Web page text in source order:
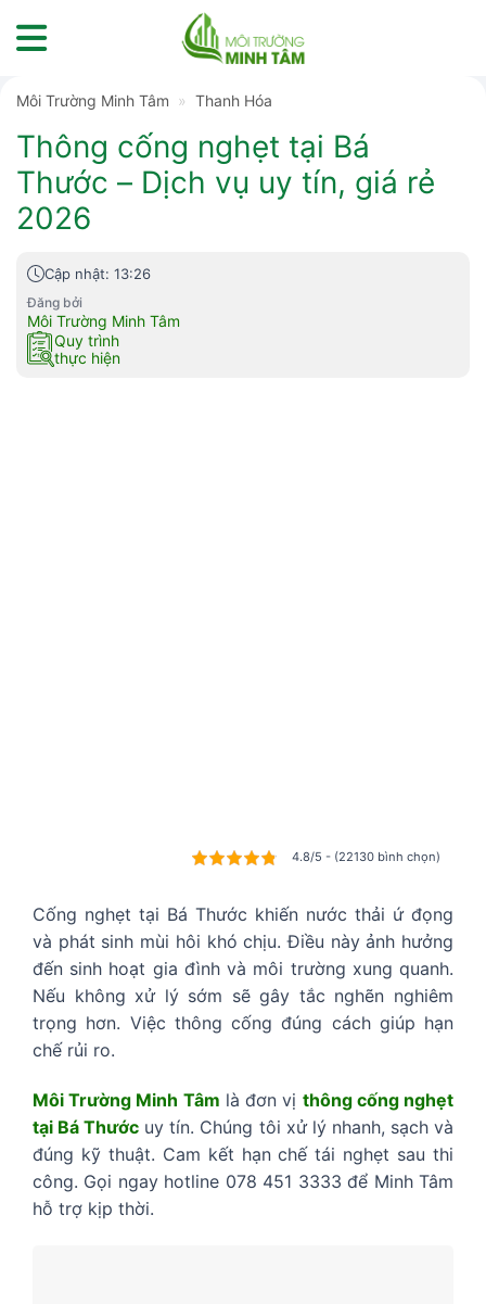
to
Môi Trường Minh Tâm » Thanh Hóa
Thông cống nghẹt tại Bá
Thước – Dịch vụ uy tín, giá rẻ
2026
Cập nhật: 13:26
Đăng bởi
Môi Trường Minh Tâm
Quy trình
thực hiện
4.8/5 - (22130 bình chọn)
Cống nghẹt tại Bá Thước khiến nước thải ứ đọng
và phát sinh mùi hôi khó chịu. Điều này ảnh hưởng
đến sinh hoạt gia đình và môi trường xung quanh.
Nếu không xử lý sớm sẽ gây tắc nghẽn nghiêm
trọng hơn. Việc thông cống đúng cách giúp hạn
chế rủi ro.
Môi Trường Minh Tâm là đơn vị thông cống nghẹt
tại Bá Thước uy tín. Chúng tôi xử lý nhanh, sạch và
đúng kỹ thuật. Cam kết hạn chế tái nghẹt sau thi
công. Gọi ngay hotline 078 451 3333 để Minh Tâm
hỗ trợ kịp thời.